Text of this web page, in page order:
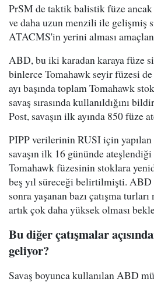
PrSM de taktik balistik füze
ve daha uzun menzili ile gelişmiş
ATACMS'in yerini alması
ABD, bu iki karadan karaya füze
binlerce Tomahawk seyir füzesi
ayı başında toplam Tomahawk
savaş sırasında kullanıldığını
Post, savaşın ilk ayında 850 füze
PIPP verilerinin RUSI için
savaşın ilk 16 gününde
Tomahawk füzesinin stoklara
beş yıl süreceği belirtilmişti. ABD
sonra yaşanan bazı çatışma
artık çok daha yüksek olması
Bu diğer çatışmalar
geliyor?
Savaş boyunca kullanılan ABD